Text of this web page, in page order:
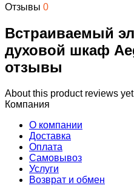
Отзывы 0
Встраиваемый
духовой шкаф
отзывы
About this product reviews
Компания
О компании
Доставка
Оплата
Самовывоз
Услуги
Возврат и обмен